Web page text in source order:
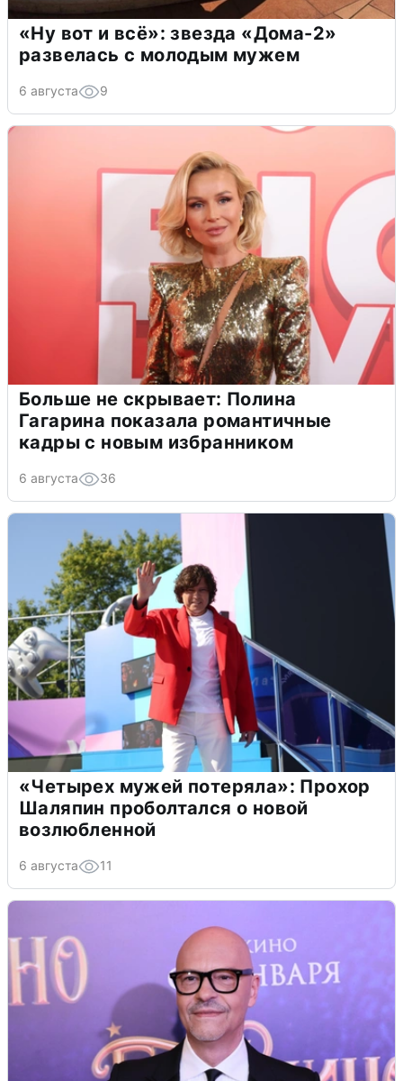
«Ну вот и всё»: звезда «Дома-2»
развелась с молодым мужем
6 августа 9
Больше не скрывает: Полина
Гагарина показала романтичные
кадры с новым избранником
6 августа 36
«Четырех мужей потеряла»: Прохор
Шаляпин проболтался о новой
возлюбленной
6 августа 11